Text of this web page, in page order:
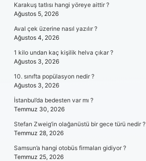
Karakuş tatlısı hangi yöreye aittir ?
Ağustos 5, 2026
Aval çek üzerine nasıl yazılır ?
Ağustos 4, 2026
1 kilo undan kaç kişilik helva çıkar ?
Ağustos 3, 2026
10. sınıfta popülasyon nedir ?
Ağustos 3, 2026
İstanbul’da bedesten var mı ?
Temmuz 30, 2026
Stefan Zweig’in olağanüstü bir gece türü nedir ?
Temmuz 28, 2026
Samsun’a hangi otobüs firmaları gidiyor ?
Temmuz 25, 2026